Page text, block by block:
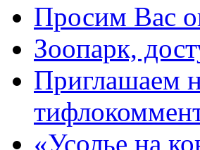
Просим Вас
Зоопарк,
Приглашаем
«Усолье на